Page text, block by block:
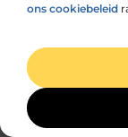
ons cookiebeleid
De impact